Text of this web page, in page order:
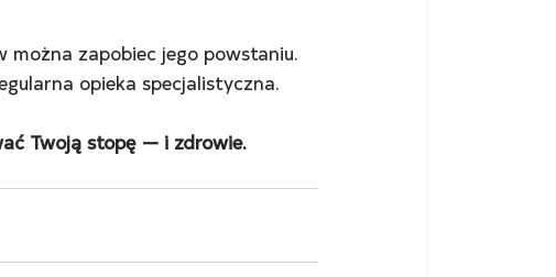
zapobiec jego powstaniu.
opieka specjalistyczna.
Twoją stopę — i zdrowie.